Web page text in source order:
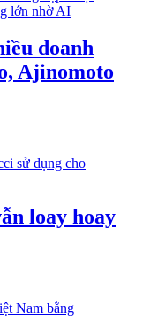
doanh
Ajinomoto
loay hoay